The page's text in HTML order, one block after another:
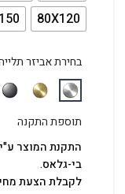
80X120
בחירת אביזר
תוספת התקנה
התקנת המוצר
בי-גלאס.
לקבלת הצעת